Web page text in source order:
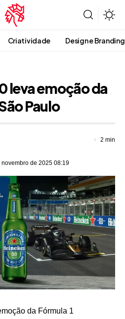
Criatividade Design e Branding
leva emoção da
Paulo
de 2025 08:19
2 min
da Fórmula 1